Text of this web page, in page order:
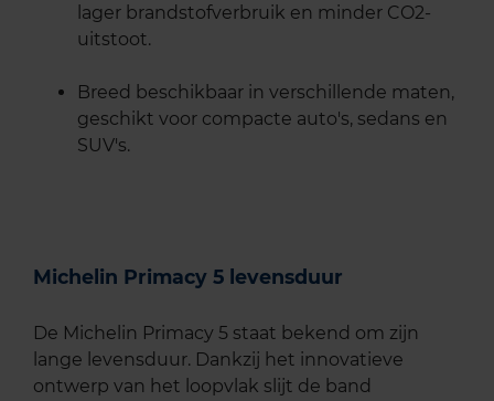
lager brandstofverbruik en minder CO2-
uitstoot.
Breed beschikbaar in verschillende maten,
geschikt voor compacte auto's, sedans en
SUV's.
Michelin Primacy 5 levensduur
De Michelin Primacy 5 staat bekend om zijn
lange levensduur. Dankzij het innovatieve
ontwerp van het loopvlak slijt de band